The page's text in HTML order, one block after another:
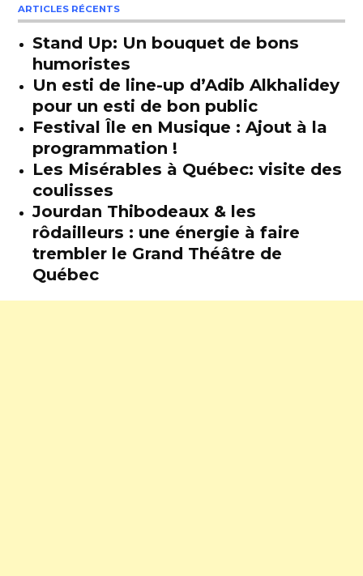
ARTICLES RÉCENTS
Stand Up: Un bouquet de bons
humoristes
Un esti de line-up d’Adib Alkhalidey
pour un esti de bon public
Festival Île en Musique : Ajout à la
programmation !
Les Misérables à Québec: visite des
coulisses
Jourdan Thibodeaux & les
rôdailleurs : une énergie à faire
trembler le Grand Théâtre de
Québec